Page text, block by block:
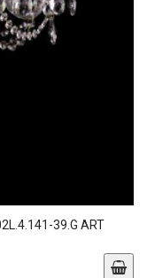
39.G ART